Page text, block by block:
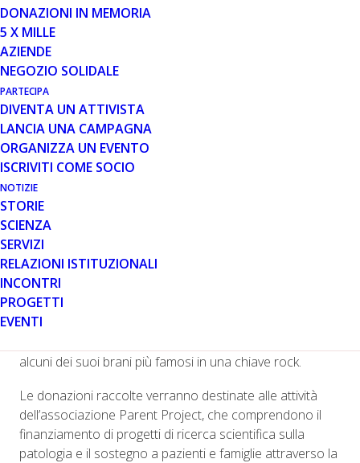
DONAZIONI IN MEMORIA
5 X MILLE
AZIENDE
NEGOZIO SOLIDALE
PARTECIPA
DIVENTA UN ATTIVISTA
LANCIA UNA CAMPAGNA
ORGANIZZA UN EVENTO
ISCRIVITI COME SOCIO
NOTIZIE
STORIE
SCIENZA
SERVIZI
RELAZIONI ISTITUZIONALI
INCONTRI
PROGETTI
EVENTI
Il concerto dei Simple Strangers a sostegno di Parent
Sabato 13 gennaio 2018
Teatro degli Illuminati
Via Fucci, 12 – Città di Castello (PG
Sabato
Città di Castello, i
concerto “
Project onlus. Questa speciale serata musicale,
promossa da
muscolare attiva da anni sul territorio), avrà come
protagonista la musica di Lucio Battisti: la band tifernate
alcuni dei suoi brani più famosi in una chiave rock.
Le donazioni raccolte verranno destinate alle attività
dell’associazione Parent Project, che comprendono il
finanziamento di progetti di ricerca scientifica sulla
patologia e il sostegno a pazienti e famiglie attraverso la